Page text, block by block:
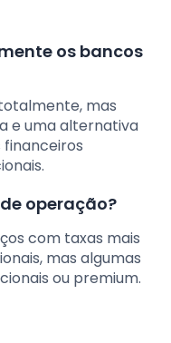
os bancos
mas
e uma alternativa
financeiros
operação?
com taxas mais
mas algumas
ou premium.